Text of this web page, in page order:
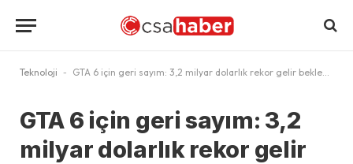
Teknoloji - GTA 6 için geri sayım: 3,2 milyar dolarlık rekor gelir beklentisi
GTA 6 için geri sayım: 3,2
milyar dolarlık rekor gelir